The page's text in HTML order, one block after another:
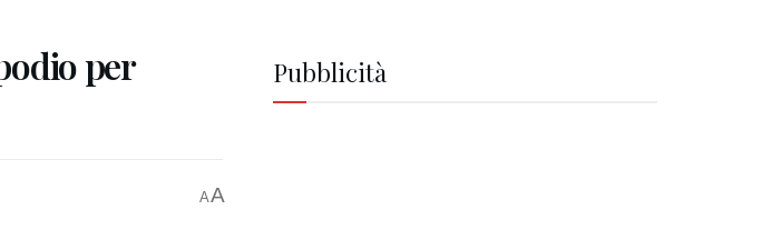
per
AA
Pubblicità